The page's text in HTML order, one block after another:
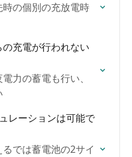
の個別の充放電時
充電が行われない
力の蓄電も行い、
レーションは可能で
では蓄電池の2サイ